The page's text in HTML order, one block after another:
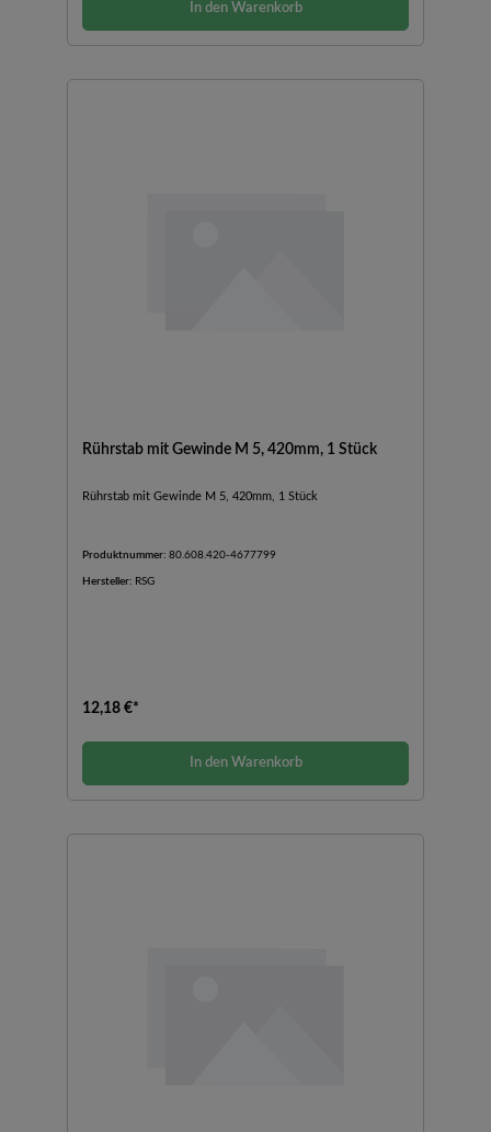
In den Warenkorb
Rührstab mit Gewinde M 5, 420mm, 1 Stück
Rührstab mit Gewinde M 5, 420mm, 1 Stück
Produktnummer: 80.608.420-4677799
Hersteller: RSG
12,18 €*
In den Warenkorb